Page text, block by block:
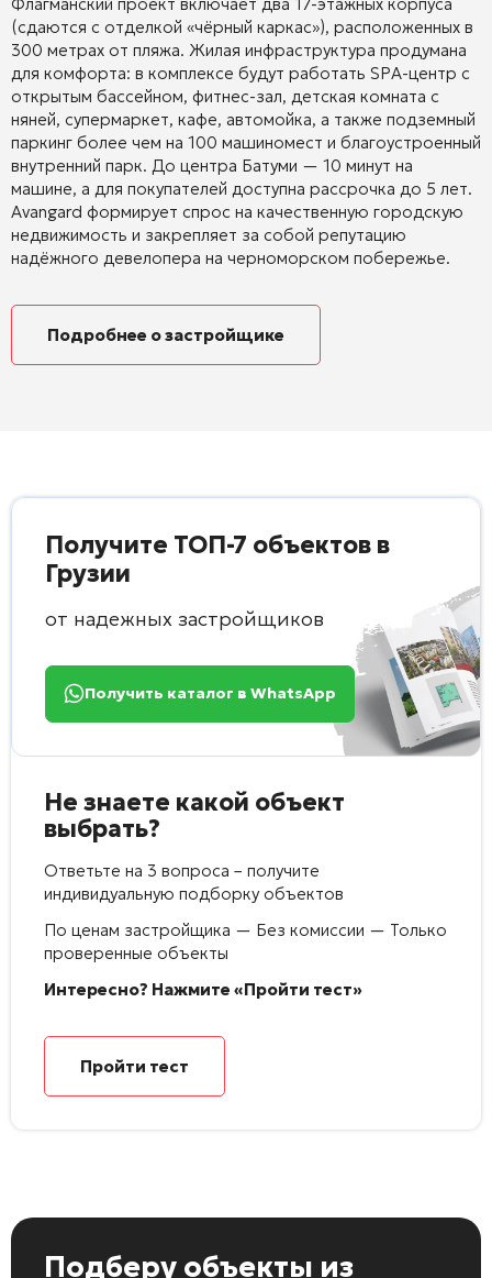
(сдаются с отделкой «чёрный каркас»), расположенных в
300 метрах от пляжа. Жилая инфраструктура продумана
для комфорта: в комплексе будут работать SPA-центр с
открытым бассейном, фитнес-зал, детская комната с
няней, супермаркет, кафе, автомойка, а также подземный
паркинг более чем на 100 машиномест и благоустроенный
внутренний парк. До центра Батуми — 10 минут на
машине, а для покупателей доступна рассрочка до 5 лет.
Avangard формирует спрос на качественную городскую
недвижимость и закрепляет за собой репутацию
надёжного девелопера на черноморском побережье.
Подробнее о застройщике
Получите ТОП-7 объектов в
Грузии
от надежных застройщиков
Получить каталог в WhatsApp
Не знаете какой объект
выбрать?
Ответьте на 3 вопроса – получите
индивидуальную подборку объектов
По ценам застройщика — Без комиссии — Только
проверенные объекты
Интересно? Нажмите «Пройти тест»
Пройти тест
Подберу объекты из